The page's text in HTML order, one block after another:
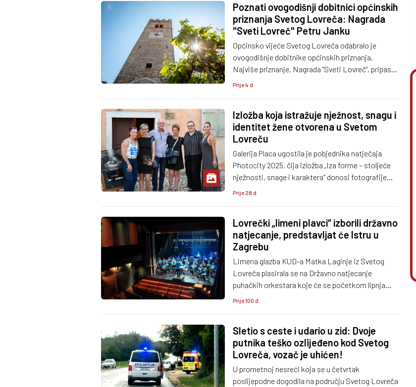
Poznati ovogodišnji dobitnici općinskih
priznanja Svetog Lovreča: Nagrada
"Sveti Lovreč" Petru Janku
Općinsko vijeće Svetog Lovreča odabralo je
ovogodišnje dobitnike općinskih priznanja.
Najviše priznanje, Nagrada "Sveti Lovreč", pripast
će dirigentu lovrečke limene glazbe Petru Janku, a
Prije 4 d
Izložba koja istražuje nježnost, snagu i
identitet žene otvorena u Svetom
Lovreču
Galerija Placa ugostila je pobjednika natječaja
Photocity 2025, čija izložba „Iza forme – stoljeće
nježnosti, snage i karaktera“ donosi fotografije
nastale tijekom posljednjih dvanaest godina.
Prije 28 d
Lovrečki „limeni plavci“ izborili državno
natjecanje, predstavljat će Istru u
Zagrebu
Limena glazba KUD-a Matka Laginje iz Svetog
Lovreča plasirala se na Državno natjecanje
puhačkih orkestara koje će se početkom lipnja
održati u Zagrebu, potvrdivši još jednom svoju
Prije 100 d
Sletio s ceste i udario u zid: Dvoje
putnika teško ozlijeđeno kod Svetog
Lovreča, vozač je uhićen!
U prometnoj nesreći koja se u četvrtak
poslijepodne dogodila na području Svetog Lovreča